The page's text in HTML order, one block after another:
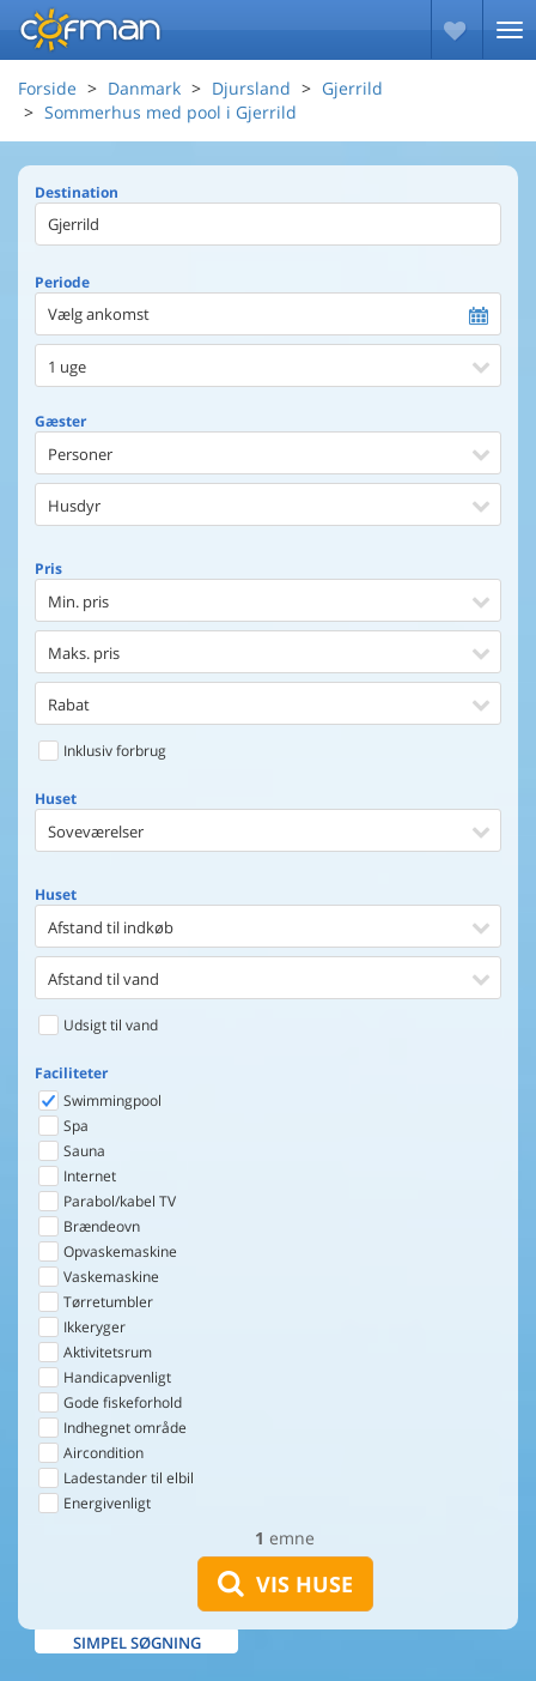
Forside Danmark Djursland
Gjerrild
Sommerhus med pool i Gjerrild
Destination
Periode
Vælg ankomst
1 uge
Gæster
Personer
Husdyr
Pris
Min. pris
Maks. pris
Rabat
Inklusiv forbrug
Huset
Soveværelser
1 emne
VIS HUSE
Huset
Afstand til indkøb
Afstand til vand
Udsigt til vand
Faciliteter
Swimmingpool
Spa
Sauna
Internet
Parabol/kabel TV
Brændeovn
Opvaskemaskine
Vaskemaskine
Tørretumbler
Ikkeryger
Aktivitetsrum
Handicapvenligt
Gode fiskeforhold
Indhegnet område
Aircondition
Ladestander til elbil
Energivenligt
SIMPEL SØGNING